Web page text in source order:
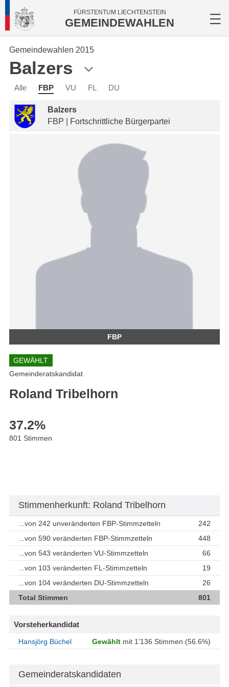
FÜRSTENTUM LIECHTENSTEIN
GEMEINDEWAHLEN
Gemeindewahlen 2015
Balzers
Alle FBP VU FL DU
Balzers
FBP | Fortschrittliche Bürgerpartei
FBP
GEWÄHLT
Gemeinderatskandidat
Roland Tribelhorn
37.2%
801 Stimmen
Stimmenherkunft: Roland Tribelhorn
...von 242 unveränderten FBP-Stimmzetteln
242
...von 590 veränderten FBP-Stimmzetteln
448
...von 543 veränderten VU-Stimmzetteln
66
...von 103 veränderten FL-Stimmzetteln
19
...von 104 veränderten DU-Stimmzetteln
26
Total Stimmen
801
Vorsteherkandidat
Hansjörg Büchel Gewählt mit 1’136 Stimmen (56.6%)
Gemeinderatskandidaten